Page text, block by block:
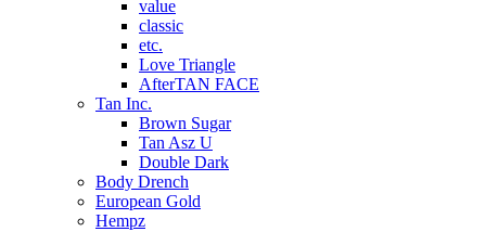
value
classic
etc.
Love Triangle
AfterTAN FACE
Tan Inc.
Brown Sugar
Tan Asz U
Double Dark
Body Drench
European Gold
Hempz